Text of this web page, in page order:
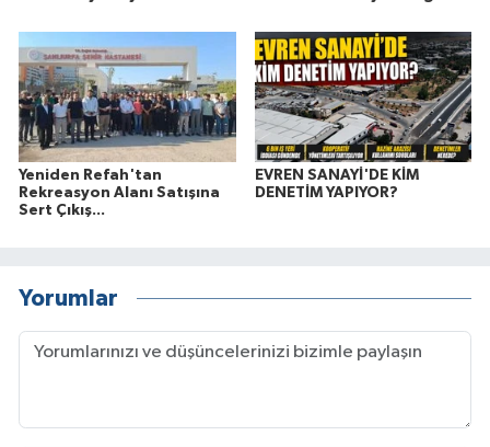
Yeniden Refah'tan
Rekreasyon Alanı Satışına
Sert Çıkış...
EVREN SANAYİ'DE KİM
DENETİM YAPIYOR?
Yorumlar